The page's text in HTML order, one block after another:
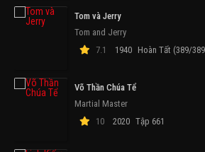
Tom và Jerry
Tom and Jerry
7.1
1940 Hoàn Tất (389/
Võ Thần Chúa Tể
Martial Master
10
2020 Tập 661